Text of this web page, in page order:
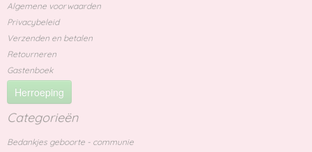
Algemene voorwaarden
Privacybeleid
Verzenden en betalen
Retourneren
Gastenboek
Herroeping
Categorieën
Bedankjes geboorte - communie